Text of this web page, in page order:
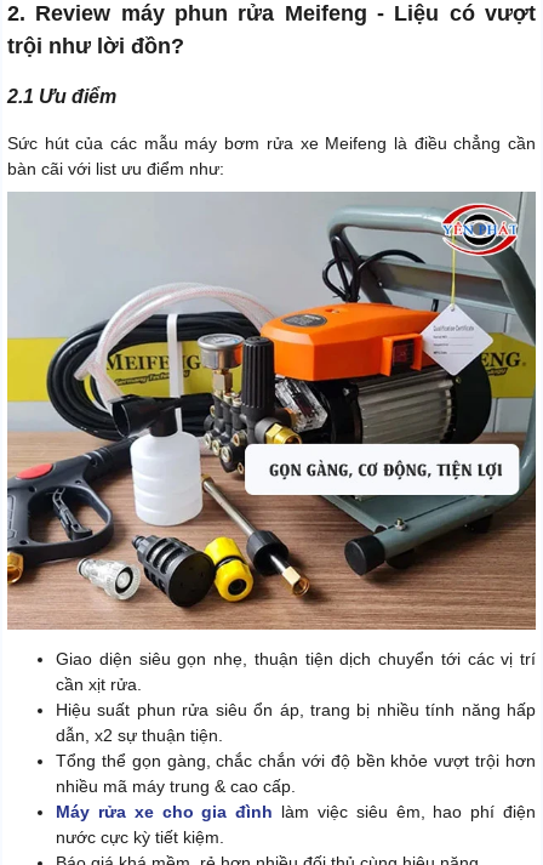
2. Review máy phun rửa Meifeng - Liệu có vượt
trội như lời đồn?
2.1 Ưu điểm
Sức hút của các mẫu máy bơm rửa xe Meifeng là điều chẳng cần
bàn cãi với list ưu điểm như:
Giao diện siêu gọn nhẹ, thuận tiện dịch chuyển tới các vị trí
cần xịt rửa.
Hiệu suất phun rửa siêu ổn áp, trang bị nhiều tính năng hấp
dẫn, x2 sự thuận tiện.
Tổng thể gọn gàng, chắc chắn với độ bền khỏe vượt trội hơn
nhiều mã máy trung & cao cấp.
Máy rửa xe cho gia đình làm việc siêu êm, hao phí điện
nước cực kỳ tiết kiệm.